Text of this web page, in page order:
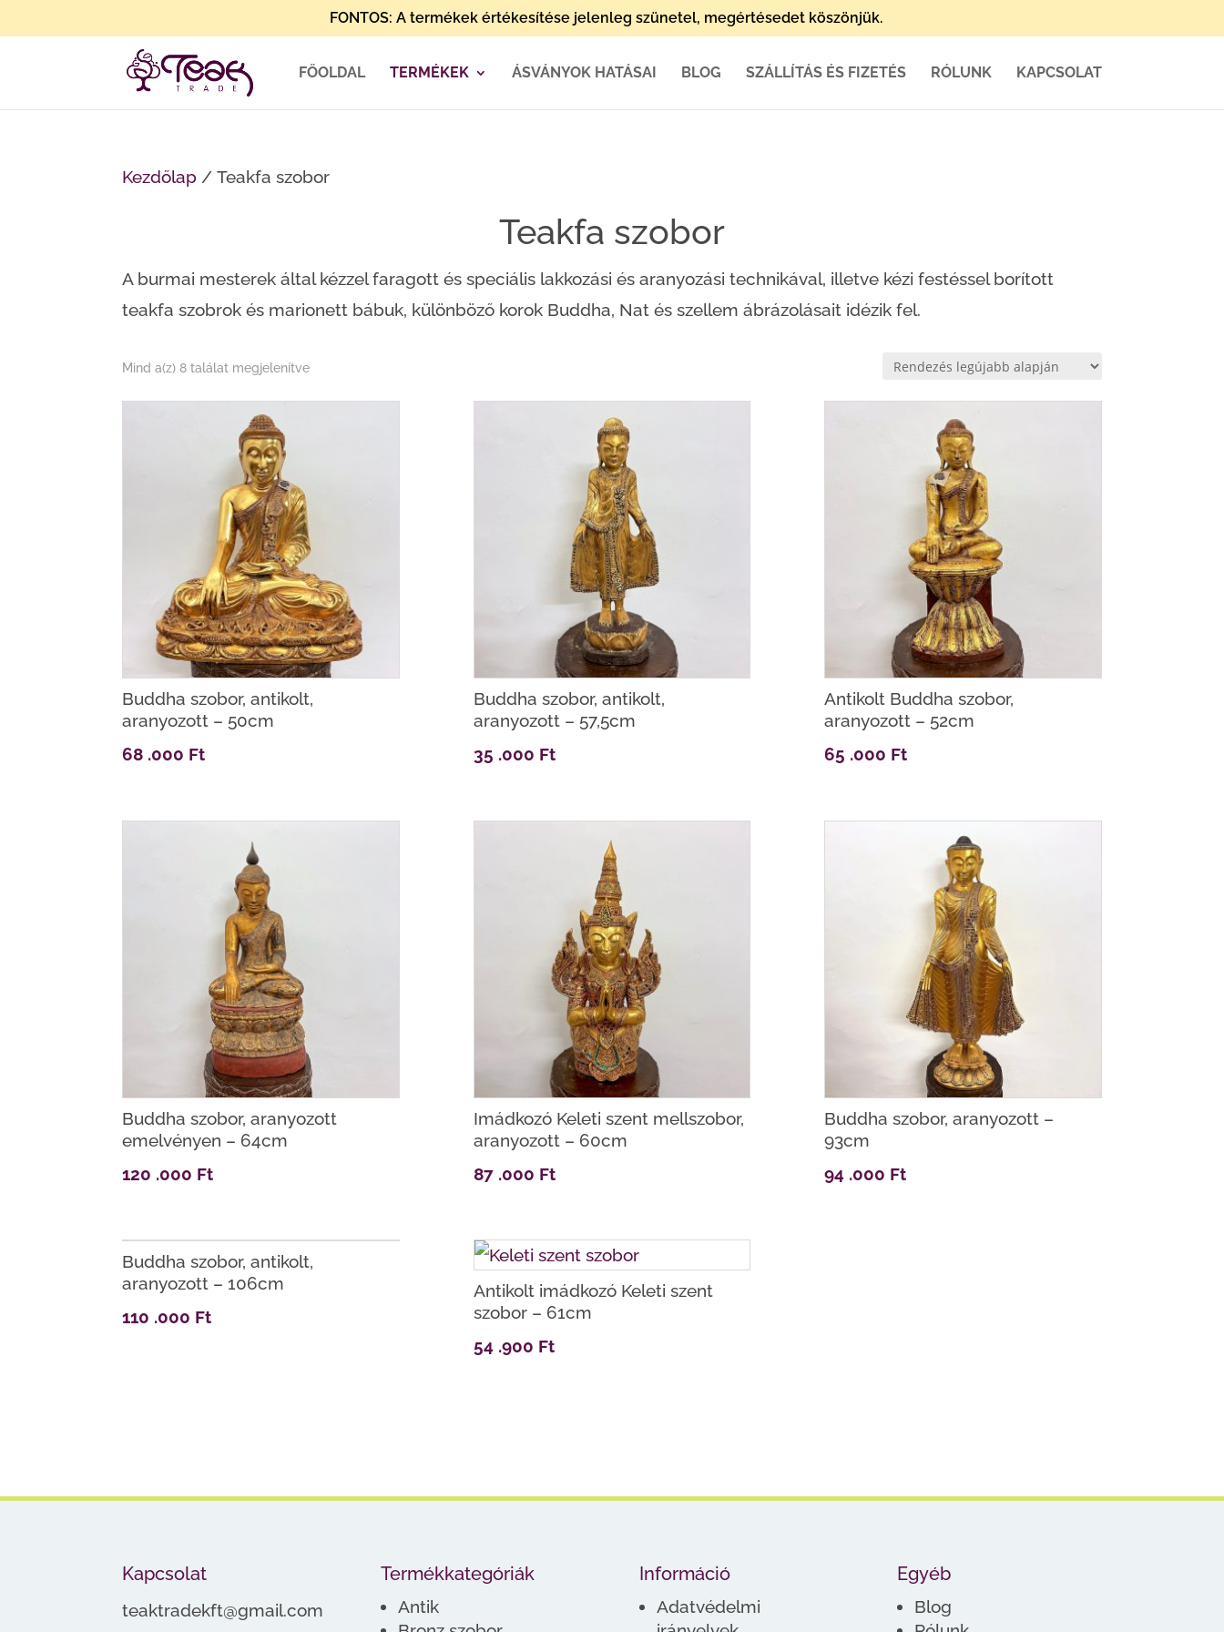
FONTOS: A termékek értékesítése jelenleg szünetel, megértésedet köszönjük.
FŐOLDAL TERMÉKEK ÁSVÁNYOK HATÁSAI BLOG SZÁLLÍTÁS ÉS FIZETÉS RÓLUNK KAPCSOLAT
Kezdőlap / Teakfa szobor
Teakfa szobor
A burmai mesterek által kézzel faragott és speciális lakkozási és aranyozási technikával, illetve kézi festéssel borított
teakfa szobrok és marionett bábuk, különböző korok Buddha, Nat és szellem ábrázolásait idézik fel.
Mind a(z) 8 találat megjelenítveSorted
by
Buddha szobor, antikolt,
aranyozott – 50cm
68 .000 Ft
Buddha szobor, antikolt,
aranyozott – 57,5cm
35 .000 Ft
Antikolt Buddha szobor,
aranyozott – 52cm
65 .000 Ft
Buddha szobor, aranyozott
emelvényen – 64cm
120 .000 Ft
Imádkozó Keleti szent mellszobor,
aranyozott – 60cm
87 .000 Ft
Buddha szobor, aranyozott –
93cm
94 .000 Ft
Buddha szobor, antikolt,
aranyozott – 106cm
110 .000 Ft
Antikolt imádkozó Keleti szent
szobor – 61cm
54 .900 Ft
Kapcsolat
teaktradekft@gmail.com
Termékkategóriák
Antik
Információ
Adatvédelmi
Egyéb
Blog